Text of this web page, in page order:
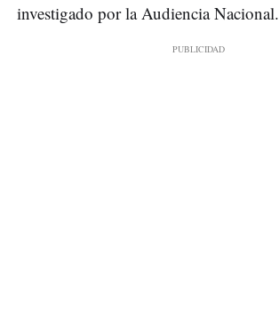
investigado por la Audiencia Nacional.